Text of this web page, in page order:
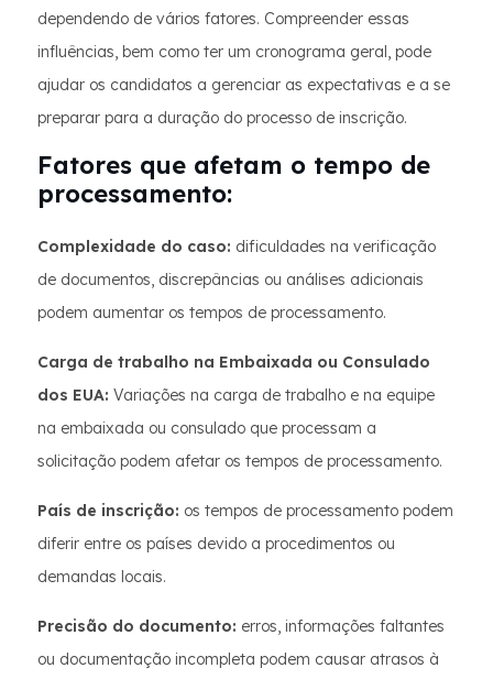
dependendo de vários fatores. Compreender essas
influências, bem como ter um cronograma geral, pode
ajudar os candidatos a gerenciar as expectativas e a se
preparar para a duração do processo de inscrição.
Fatores que afetam o tempo de
processamento:
Complexidade do caso: dificuldades na verificação
de documentos, discrepâncias ou análises adicionais
podem aumentar os tempos de processamento.
Carga de trabalho na Embaixada ou Consulado
dos EUA: Variações na carga de trabalho e na equipe
na embaixada ou consulado que processam a
solicitação podem afetar os tempos de processamento.
País de inscrição: os tempos de processamento podem
diferir entre os países devido a procedimentos ou
demandas locais.
Precisão do documento: erros, informações faltantes
ou documentação incompleta podem causar atrasos à